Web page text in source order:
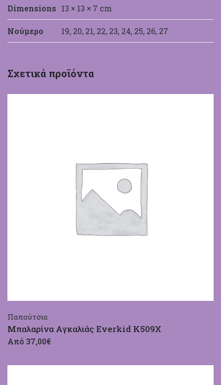
Dimensions 13 × 13 × 7 cm
Νούμερο 19, 20, 21, 22, 23, 24, 25, 26, 27
Σχετικά προϊόντα
Παπούτσια
Μπαλαρίνα Αγκαλιάς Everkid Κ509Χ
Από 37,00€